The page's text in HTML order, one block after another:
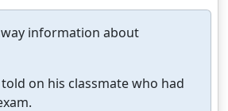
information about
told on his classmate who had